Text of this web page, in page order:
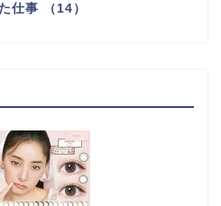
仕事 （14）